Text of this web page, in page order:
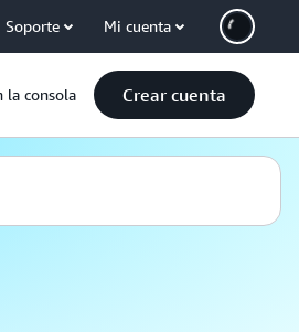
Soporte Mi cuenta
la consola Crear cuenta